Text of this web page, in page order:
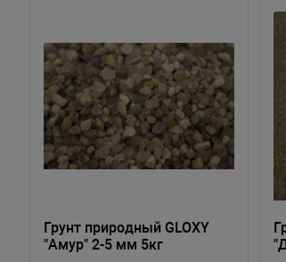
Грунт природный GLOXY
"Амур" 2-5 мм 5кг